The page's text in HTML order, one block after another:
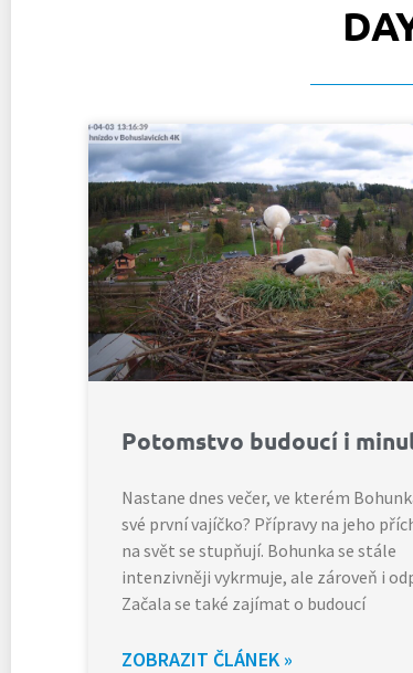
Potomstvo budoucí i
Nastane dnes večer, ve kterém
své první vajíčko? Přípravy na jeho
na svět se stupňují. Bohunka se stále
intenzivněji vykrmuje, ale zároveň i
Začala se také zajímat o budoucí
ZOBRAZIT ČLÁNEK »